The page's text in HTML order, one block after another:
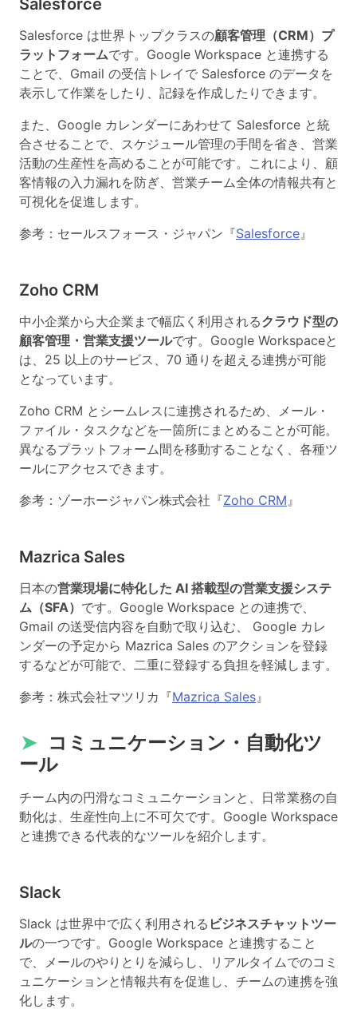
Salesforce
Salesforce は世界トップクラスの顧客管理（CRM）プ
ラットフォームです。Google Workspace と連携する
ことで、Gmail の受信トレイで Salesforce のデータを
表示して作業をしたり、記録を作成したりできます。
また、Google カレンダーにあわせて Salesforce と統
合させることで、スケジュール管理の手間を省き、営業
活動の生産性を高めることが可能です。これにより、顧
客情報の入力漏れを防ぎ、営業チーム全体の情報共有と
可視化を促進します。
参考：セールスフォース・ジャパン『Salesforce 』
Zoho CRM
中小企業から大企業まで幅広く利用されるクラウド型の
顧客管理・営業支援ツールです。Google Workspaceと
は、25 以上のサービス、70 通りを超える連携が可能
となっています。
Zoho CRM とシームレスに連携されるため、メール・
ファイル・タスクなどを一箇所にまとめることが可能。
異なるプラットフォーム間を移動することなく、各種ツ
ールにアクセスできます。
参考：ゾーホージャパン株式会社『Zoho CRM 』
Mazrica Sales
日本の営業現場に特化した AI 搭載型の営業支援システ
ム（SFA） です。Google Workspace との連携で、
Gmail の送受信内容を自動で取り込む、 Google カレ
ンダーの予定から Mazrica Sales のアクションを登録
するなどが可能で、二重に登録する負担を軽減します。
参考：株式会社マツリカ『Mazrica Sales 』
➤ コミュニケーション・自動化ツ
ール
チーム内の円滑なコミュニケーションと、日常業務の自
動化は、生産性向上に不可欠です。Google Workspace
と連携できる代表的なツールを紹介します。
Slack
Slack は世界中で広く利用される ビジネスチャットツー
ルの一つです。Google Workspace と連携すること
で、メールのやりとりを減らし、リアルタイムでのコミ
ュニケーションと情報共有を促進し、チームの連携を強
化します。